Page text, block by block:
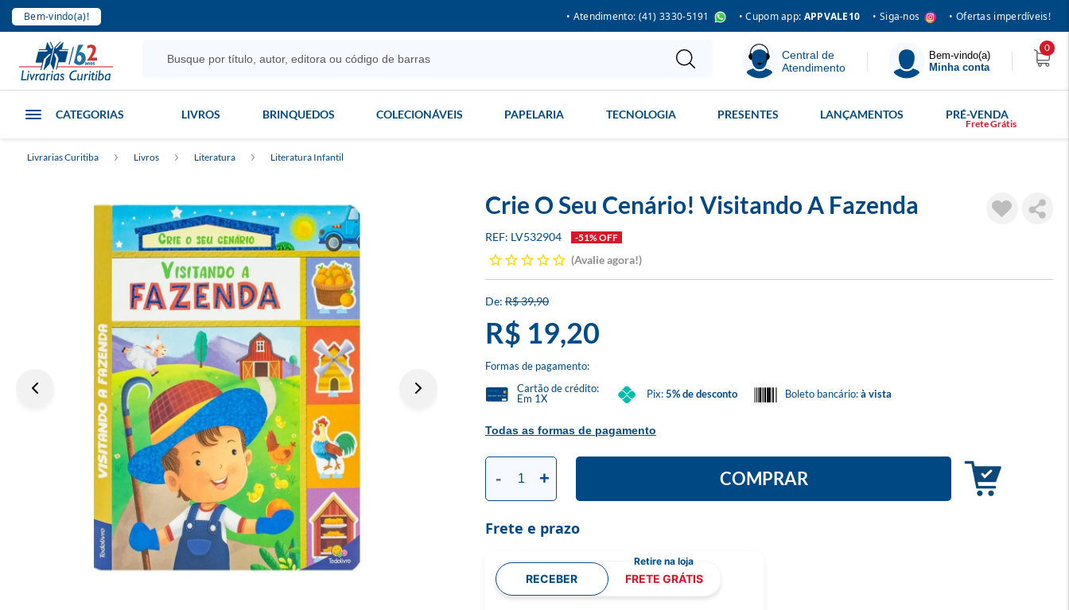
Bem-vindo(a)! • Atendimento: (41) 3330-5191 • Cupom app: APPVALE10 • Siga-nos • Ofertas imperdíveis!
Central de
Atendimento
Bem-vindo(a)
Minha conta
0
CATEGORIAS LIVROS BRINQUEDOS COLECIONÁVEIS PAPELARIA TECNOLOGIA PRESENTES LANÇAMENTOS PRÉ-VENDA
Livrarias Curitiba Livros Literatura Literatura Infantil
Crie O Seu Cenário! Visitando A Fazenda
LV532904 -51% OFF
Avalie agora!
R$ 39,90
R$ 19,20
Formas de pagamento:
Todas as formas de pagamento
Cartão de crédito:
Em 1X
Pix:5% de desconto Boleto bancário:à vista
- + COMPRAR
Frete e prazo
RECEBER FRETE GRÁTIS